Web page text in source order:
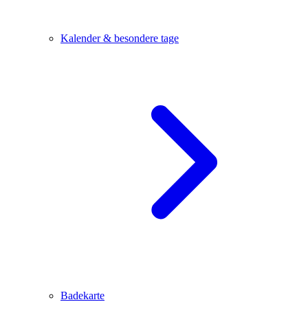
Kalender & besondere tage
Badekarte